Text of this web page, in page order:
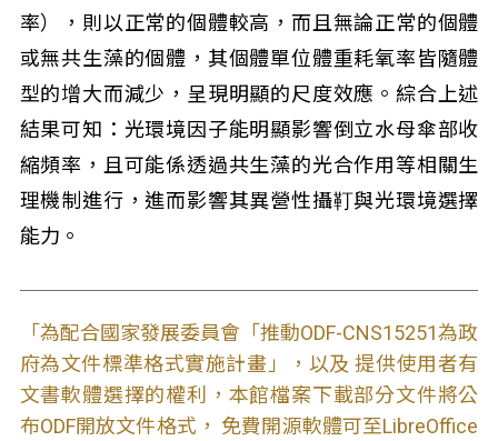
率），則以正常的個體較高，而且無論正常的個體
或無共生藻的個體，其個體單位體重耗氧率皆隨體
型的增大而減少，呈現明顯的尺度效應。綜合上述
結果可知：光環境因子能明顯影響倒立水母傘部收
縮頻率，且可能係透過共生藻的光合作用等相關生
理機制進行，進而影響其異營性攝靪與光環境選擇
能力。
「為配合國家發展委員會「推動ODF-CNS15251為政
府為文件標準格式實施計畫」，以及 提供使用者有
文書軟體選擇的權利，本館檔案下載部分文件將公
布ODF開放文件格式， 免費開源軟體可至LibreOffice